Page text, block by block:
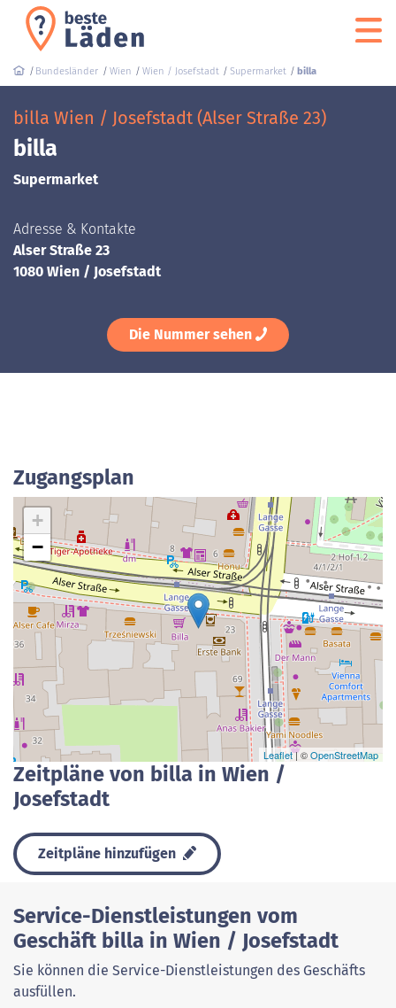
Bundesländer Wien Wien / Josefstadt Supermarket billa
billa Wien / Josefstadt (Alser Straße 23)
billa
Supermarket
Adresse & Kontakte
Alser Straße 23
1080 Wien / Josefstadt
Die Nummer sehen
Zugangsplan
+
−
Leaflet| ©OpenStreetMap
Zeitpläne von billa in Wien /
Josefstadt
Zeitpläne hinzufügen
Service-Dienstleistungen vom
Geschäft billa in Wien / Josefstadt
Sie können die Service-Dienstleistungen des Geschäfts
ausfüllen.